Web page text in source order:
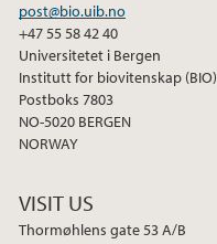
post@bio.uib.no
+47 55 58 42 40
Universitetet i Bergen
Institutt for biovitenskap (BIO)
Postboks 7803
NO-5020 BERGEN
NORWAY
VISIT US
Thormøhlens gate 53 A/B